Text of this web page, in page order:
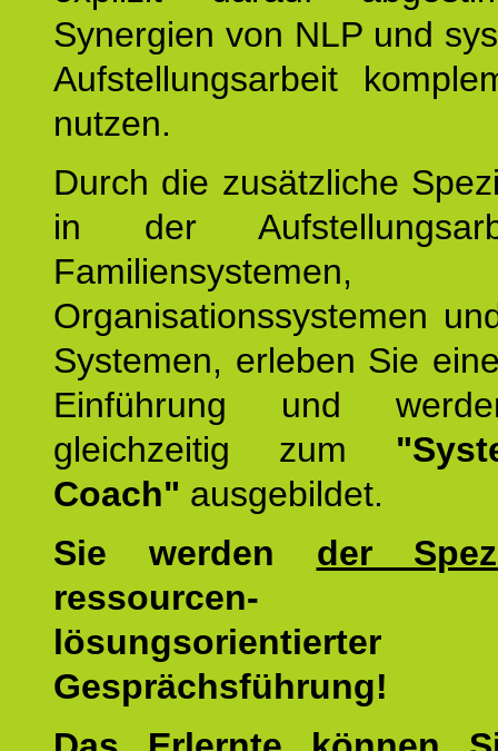
Synergien von NLP und
Aufstellungsarbeit
nutzen.
Durch die zusätzliche
in der
Familiensystemen,
Organisationssystemen
Systemen, erleben Sie
Einführung und
gleichzeitig zum
Coach" ausgebildet.
Sie werden der
lösungsorientierter
Gesprächsführung!